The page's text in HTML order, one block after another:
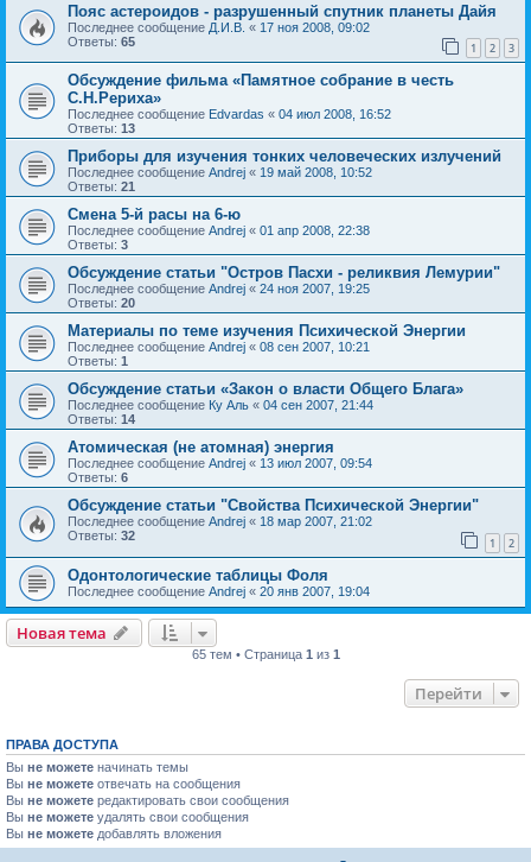
Пояс астероидов - разрушенный спутник планеты Дайя
Последнее сообщение Д.И.В. « 17 ноя 2008, 09:02
Ответы: 65 1 2 3
Обсуждение фильма «Памятное собрание в честь
С.Н.Рериха»
Последнее сообщение Edvardas « 04 июл 2008, 16:52
Ответы: 13
Приборы для изучения тонких человеческих излучений
Последнее сообщение Andrej « 19 май 2008, 10:52
Ответы: 21
Смена 5-й расы на 6-ю
Последнее сообщение Andrej « 01 апр 2008, 22:38
Ответы: 3
Обсуждение статьи "Остров Пасхи - реликвия Лемурии"
Последнее сообщение Andrej « 24 ноя 2007, 19:25
Ответы: 20
Материалы по теме изучения Психической Энергии
Последнее сообщение Andrej « 08 сен 2007, 10:21
Ответы: 1
Обсуждение статьи «Закон о власти Общего Блага»
Последнее сообщение Ку Аль « 04 сен 2007, 21:44
Ответы: 14
Атомическая (не атомная) энергия
Последнее сообщение Andrej « 13 июл 2007, 09:54
Ответы: 6
Обсуждение статьи "Свойства Психической Энергии"
Последнее сообщение Andrej « 18 мар 2007, 21:02
Ответы: 32 1 2
Одонтологические таблицы Фоля
Последнее сообщение Andrej « 20 янв 2007, 19:04
Новая тема
65 тем • Страница 1 из 1
Перейти
ПРАВА ДОСТУПА
Вы не можете начинать темы
Вы не можете отвечать на сообщения
Вы не можете редактировать свои сообщения
Вы не можете удалять свои сообщения
Вы не можете добавлять вложения